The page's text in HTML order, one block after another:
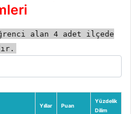
alan 4 adet ilçede
Yıllar Puan
Yüzdelik
Dilim